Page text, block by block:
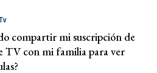
compartir mi suscripción de
TV con mi familia para ver